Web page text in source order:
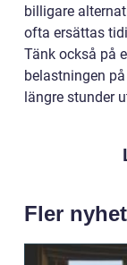
billigare
ofta ersättas
Tänk också på
belastningen
längre stunder
Fler